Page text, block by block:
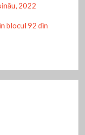
2022
blocul 92 din